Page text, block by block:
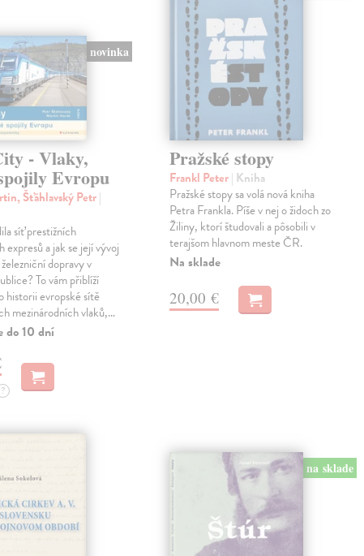
novinka
- Vlaky,
Evropu
Šťáhlavský Petr|
síť prestižních
expresů a jak se její vývoj
dopravy v
To vám přiblíží
historii evropské sítě
mezinárodních vlaků,…
do 10 dní
?
Pražské stopy
Frankl Peter| Kniha
Pražské stopy sa volá nová kniha
Petra Frankla. Píše v nej o židoch zo
Žiliny, ktorí študovali a pôsobili v
terajšom hlavnom meste ČR.
Na sklade
20,00 €
na sklade